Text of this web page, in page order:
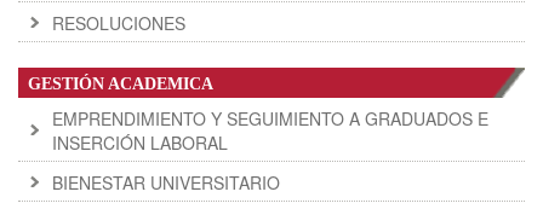
RESOLUCIONES
GESTIÓN ACADEMICA
EMPRENDIMIENTO Y SEGUIMIENTO A GRADUADOS E
INSERCIÓN LABORAL
BIENESTAR UNIVERSITARIO